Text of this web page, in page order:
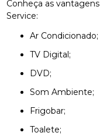
Conheça as
Service:
Ar Condicionado;
TV Digital;
DVD;
Som Ambiente;
Frigobar;
Toalete;